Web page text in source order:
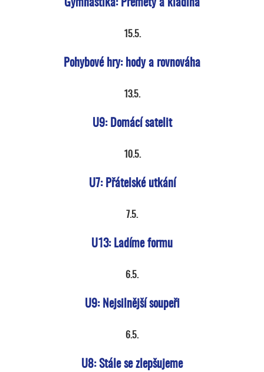
Gymnastika: Přemety a kladina
15.5.
Pohybové hry: hody a rovnováha
13.5.
U9: Domácí satelit
10.5.
U7: Přátelské utkání
7.5.
U13: Ladíme formu
6.5.
U9: Nejsilnější soupeři
6.5.
U8: Stále se zlepšujeme